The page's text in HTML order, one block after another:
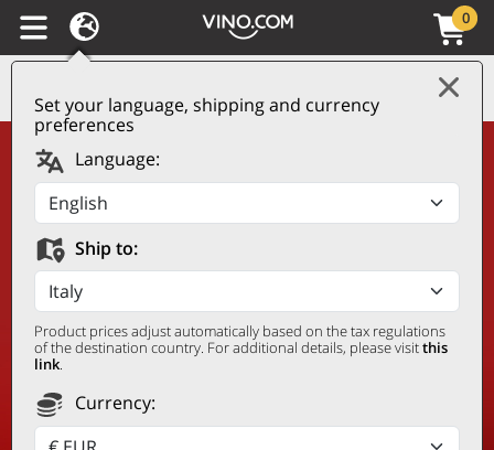
Set your language, shipping and currency
preferences
Language:
Ship to:
Product prices adjust automatically based on the tax regulations
of the destination country. For additional details, please visitthis
link.
Currency:
0
Les meilleurs vins et
spiritueuxà offrir